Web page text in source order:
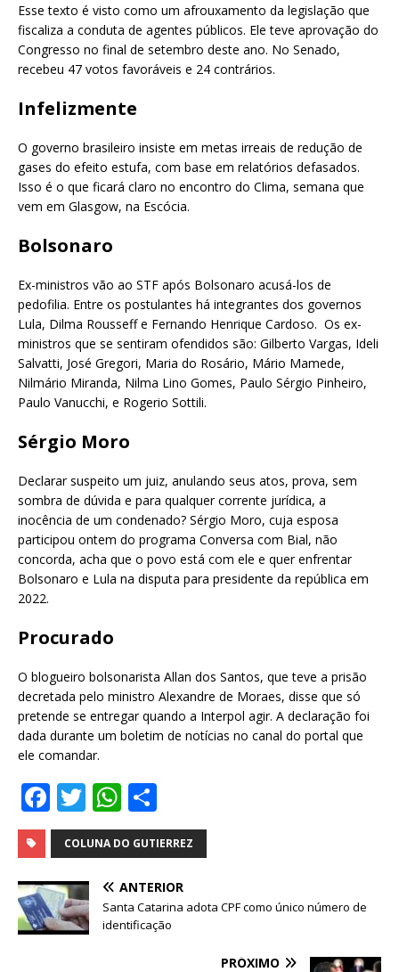
Esse texto é visto como um afrouxamento da legislação que
fiscaliza a conduta de agentes públicos. Ele teve aprovação do
Congresso no final de setembro deste ano. No Senado,
recebeu 47 votos favoráveis e 24 contrários.
Infelizmente
O governo brasileiro insiste em metas irreais de redução de
gases do efeito estufa, com base em relatórios defasados.
Isso é o que ficará claro no encontro do Clima, semana que
vem em Glasgow, na Escócia.
Bolsonaro
Ex-ministros vão ao STF após Bolsonaro acusá-los de
pedofilia. Entre os postulantes há integrantes dos governos
Lula, Dilma Rousseff e Fernando Henrique Cardoso. Os ex-
ministros que se sentiram ofendidos são: Gilberto Vargas, Ideli
Salvatti, José Gregori, Maria do Rosário, Mário Mamede,
Nilmário Miranda, Nilma Lino Gomes, Paulo Sérgio Pinheiro,
Paulo Vanucchi, e Rogerio Sottili.
Sérgio Moro
Declarar suspeito um juiz, anulando seus atos, prova, sem
sombra de dúvida e para qualquer corrente jurídica, a
inocência de um condenado? Sérgio Moro, cuja esposa
participou ontem do programa Conversa com Bial, não
concorda, acha que o povo está com ele e quer enfrentar
Bolsonaro e Lula na disputa para presidente da república em
2022.
Procurado
O blogueiro bolsonarista Allan dos Santos, que teve a prisão
decretada pelo ministro Alexandre de Moraes, disse que só
pretende se entregar quando a Interpol agir. A declaração foi
dada durante um boletim de notícias no canal do portal que
ele comandar.
F
a
c
e
b
o
T
w
it
te
r
W
h
at
s
A
p
h
ar
e
COLUNA DO GUTIERREZ
ANTERIOR
Santa Catarina adota CPF como único número de
identificação
PRÓXIMO